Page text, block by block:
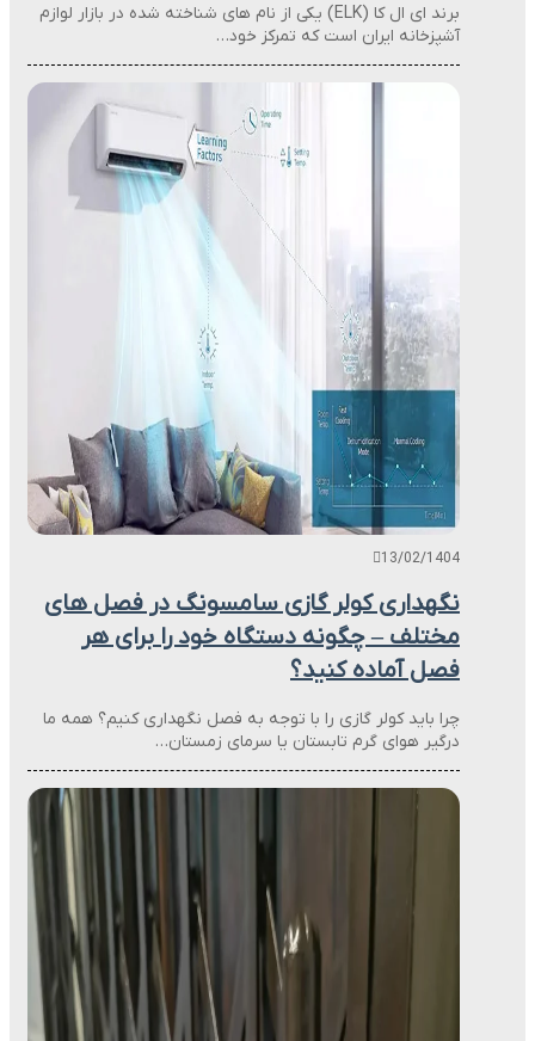
برند ای ال کا (ELK) یکی از نام های شناخته شده در بازار لوازم
آشپزخانه ایران است که تمرکز خود…
13/02/1404
نگهداری کولر گازی سامسونگ در فصل های
مختلف – چگونه دستگاه خود را برای هر
فصل آماده کنید؟
چرا باید کولر گازی را با توجه به فصل نگهداری کنیم؟ همه ما
درگیر هوای گرم تابستان یا سرمای زمستان…